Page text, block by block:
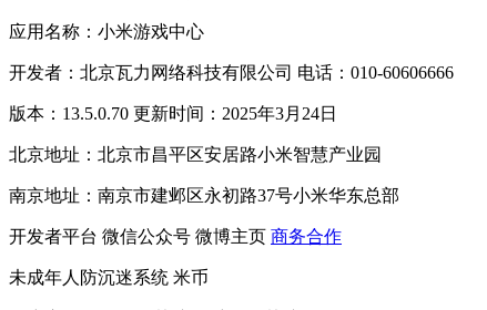
应用名称：小米游戏中心
开发者：北京瓦力网络科技有限公司 电话：010-60606666
版本：13.5.0.70 更新时间：2025年3月24日
北京地址：北京市昌平区安居路小米智慧产业园
南京地址：南京市建邺区永初路37号小米华东总部
开发者平台 微信公众号 微博主页 商务合作
未成年人防沉迷系统 米币